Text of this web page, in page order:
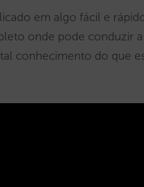
em algo fácil e
onde pode conduzir a
conhecimento do que